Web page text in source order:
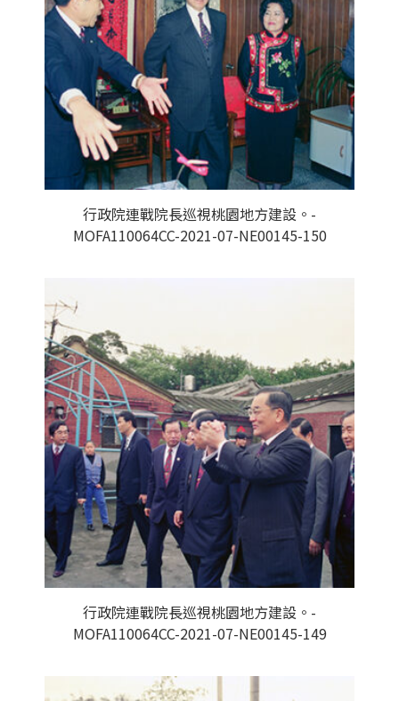
行政院連戰院長巡視桃園地方建設。-
MOFA110064CC-2021-07-NE00145-150
行政院連戰院長巡視桃園地方建設。-
MOFA110064CC-2021-07-NE00145-149